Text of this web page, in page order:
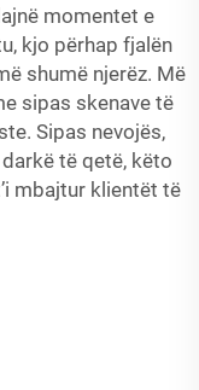
momentet e
kjo përhap fjalën
shumë njerëz. Më
sipas skenave të
Sipas nevojës,
të qetë, këto
mbajtur klientët të